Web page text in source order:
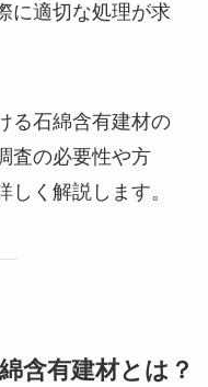
に適切な処理が求
る石綿含有建材の
査の必要性や方
く解説します。
含有建材とは？